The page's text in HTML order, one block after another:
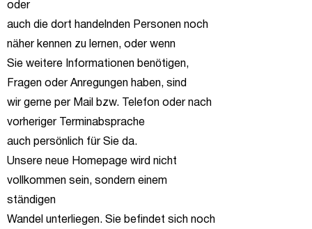
oder
auch die dort handelnden Personen noch
näher kennen zu lernen, oder wenn
Sie weitere Informationen benötigen,
Fragen oder Anregungen haben, sind
wir gerne per Mail bzw. Telefon oder nach
vorheriger Terminabsprache
auch persönlich für Sie da.
Unsere neue Homepage wird nicht
vollkommen sein, sondern einem
ständigen
Wandel unterliegen. Sie befindet sich noch